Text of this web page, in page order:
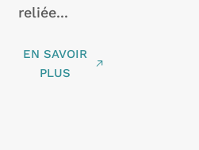
reliée...
EN SAVOIR
PLUS